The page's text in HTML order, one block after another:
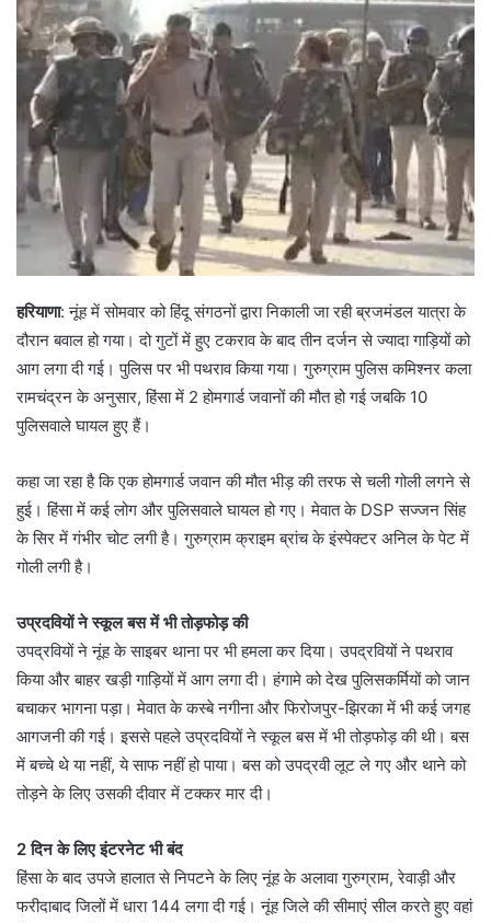
हरियाणा: नूंह में सोमवार को हिंदू संगठनों द्वारा निकाली जा रही ब्रजमंडल यात्रा के
दौरान बवाल हो गया। दो गुटों में हुए टकराव के बाद तीन दर्जन से ज्यादा गाड़ियों को
आग लगा दी गई। पुलिस पर भी पथराव किया गया। गुरुग्राम पुलिस कमिश्नर कला
रामचंद्रन के अनुसार, हिंसा में 2 होमगार्ड जवानों की मौत हो गई जबकि 10
पुलिसवाले घायल हुए हैं।
कहा जा रहा है कि एक होमगार्ड जवान की मौत भीड़ की तरफ से चली गोली लगने से
हुई। हिंसा में कई लोग और पुलिसवाले घायल हो गए। मेवात के DSP सज्जन सिंह
के सिर में गंभीर चोट लगी है। गुरुग्राम क्राइम ब्रांच के इंस्पेक्टर अनिल के पेट में
गोली लगी है।
उप्रदवियों ने स्कूल बस में भी तोड़फोड़ की
उपद्रवियों ने नूंह के साइबर थाना पर भी हमला कर दिया। उपद्रवियों ने पथराव
किया और बाहर खड़ी गाड़ियों में आग लगा दी। हंगामे को देख पुलिसकर्मियों को जान
बचाकर भागना पड़ा। मेवात के कस्बे नगीना और फिरोजपुर-झिरका में भी कई जगह
आगजनी की गई। इससे पहले उप्रदवियों ने स्कूल बस में भी तोड़फोड़ की थी। बस
में बच्चे थे या नहीं, ये साफ नहीं हो पाया। बस को उपद्रवी लूट ले गए और थाने को
तोड़ने के लिए उसकी दीवार में टक्कर मार दी।
2 दिन के लिए इंटरनेट भी बंद
हिंसा के बाद उपजे हालात से निपटने के लिए नूंह के अलावा गुरुग्राम, रेवाड़ी और
फरीदाबाद जिलों में धारा 144 लगा दी गई। नूंह जिले की सीमाएं सील करते हुए वहां